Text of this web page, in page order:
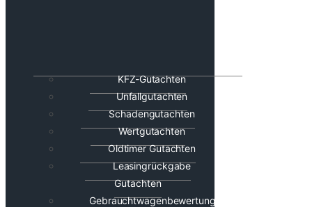
KFZ-Gutachten
Unfallgutachten
Schadengutachten
Wertgutachten
Oldtimer Gutachten
Leasingrückgabe
Gutachten
Gebrauchtwagenbewertung